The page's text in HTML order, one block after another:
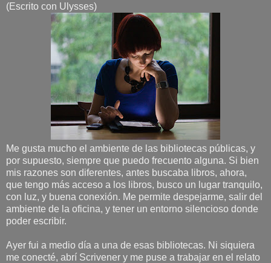
(Escrito con Ulysses)
Me gusta mucho el ambiente de las bibliotecas públicas, y
por supuesto, siempre que puedo frecuento alguna. Si bien
mis razones son diferentes, antes buscaba libros, ahora,
que tengo más acceso a los libros, busco un lugar tranquilo,
con luz, y buena conexión. Me permite despejarme, salir del
ambiente de la oficina, y tener un entorno silencioso donde
poder escribir.
Ayer fui a medio día a una de esas bibliotecas. Ni siquiera
me conecté, abrí Scrivener y me puse a trabajar en el relato